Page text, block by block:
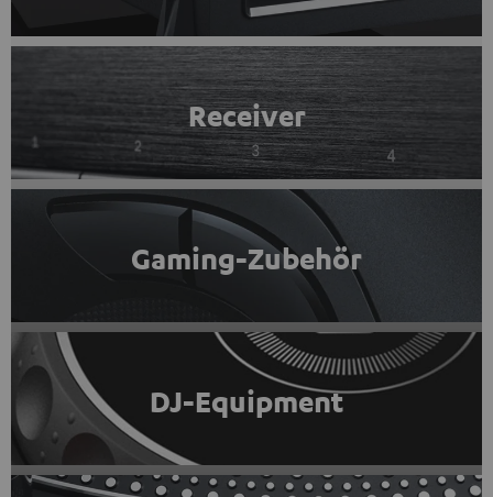
Receiver
Gaming-Zubehör
DJ-Equipment